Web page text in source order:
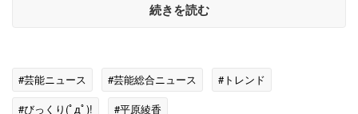
続きを読む
#芸能ニュース #芸能総合ニュース
#トレンド
#びっくり(ﾟдﾟ)!
#平原綾香